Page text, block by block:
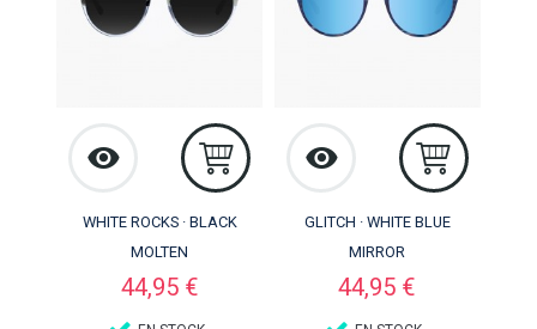
WHITE ROCKS · BLACK
MOLTEN
Precio
44,95 €
GLITCH · WHITE BLUE
MIRROR
Precio
44,95 €